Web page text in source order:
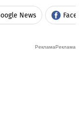
News